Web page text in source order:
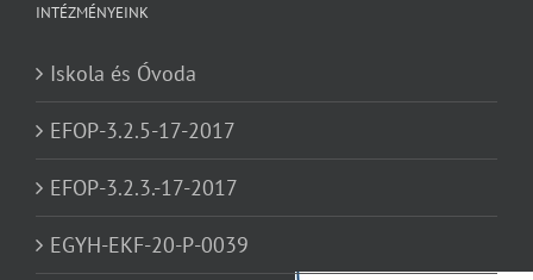
INTÉZMÉNYEINK
Iskola és Óvoda
EFOP-3.2.5-17-2017
EFOP-3.2.3.-17-2017
EGYH-EKF-20-P-0039